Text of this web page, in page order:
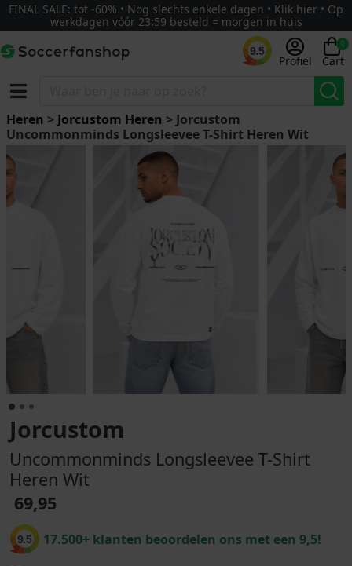
FINAL SALE: tot -60% • Nog slechts enkele dagen • Klik hier • Op
werkdagen vóór 23:59 besteld = morgen in huis
9.5
Profiel
0
Cart
Heren > Jorcustom Heren > Jorcustom
Uncommonminds Longsleevee T-Shirt Heren Wit
Jorcustom
Uncommonminds Longsleevee T-Shirt
Heren Wit
69,95
9.5 17.500+ klanten beoordelen ons met een 9,5!